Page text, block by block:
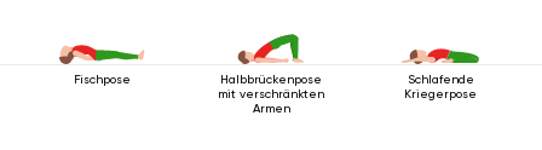
Fischpose
Halbbrückenpose
mit verschränkten
Armen
Schlafende
Kriegerpose